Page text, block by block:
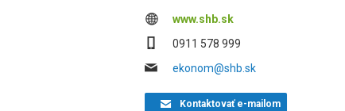
www.shb.sk
0911 578 999
ekonom@shb.sk
Kontaktovaťe-mailom